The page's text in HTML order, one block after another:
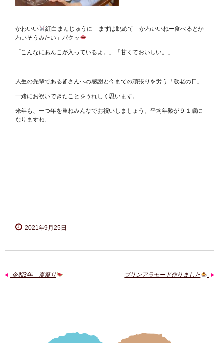
かわいい
紅白まんじゅうに まずは眺めて「かわいいねー食べるとか
わいそうみたい」パクッ
「こんなにあんこが入っているよ。」「甘くておいしい。」
人生の先輩である皆さんへの感謝と今までの頑張りを労う「敬老の日」
一緒にお祝いできたことをうれしく思います。
来年も、一つ年を重ねみんなでお祝いしましょう。平均年齢が９１歳に
なりますね。
2021年9月25日
令和3年 夏祭り
プリンアラモード作りました